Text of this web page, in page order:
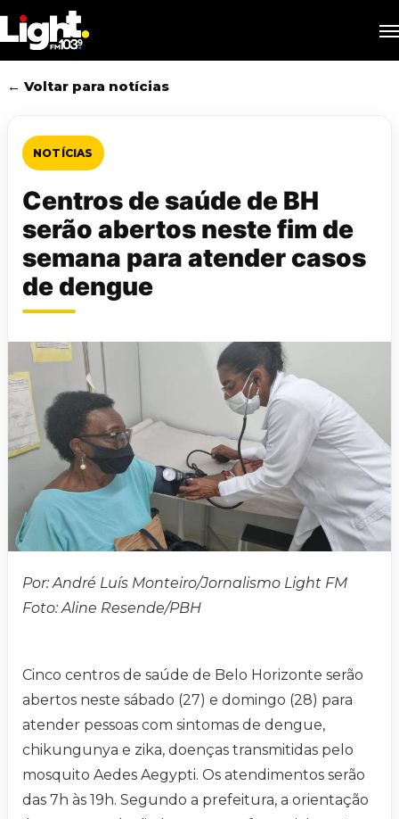
to
main
content
← Voltar para notícias
NOTÍCIAS
Centros de saúde de BH
serão abertos neste fim de
semana para atender casos
de dengue
Por: André Luís Monteiro/Jornalismo Light FM
Foto: Aline Resende/PBH
Cinco centros de saúde de Belo Horizonte serão
abertos neste sábado (27) e domingo (28) para
atender pessoas com sintomas de dengue,
chikungunya e zika, doenças transmitidas pelo
mosquito Aedes Aegypti. Os atendimentos serão
das 7h às 19h. Segundo a prefeitura, a orientação